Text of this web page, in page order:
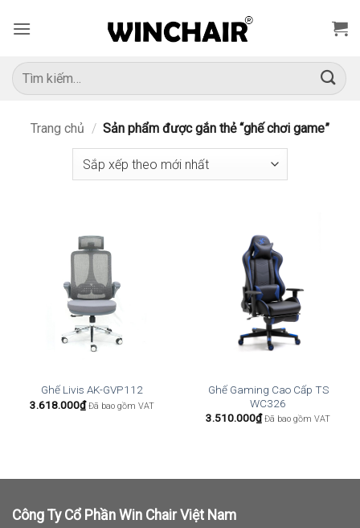
qua
dung
Tìm
kiếm:
Trang chủ / Sản phẩm được gắn thẻ “ghế chơi game”
Ghế Livis AK-GVP112
3.618.000₫ Đã bao gồm VAT
Ghế Gaming Cao Cấp TS
WC326
3.510.000₫ Đã bao gồm VAT
Công Ty Cổ Phần Win Chair Việt Nam